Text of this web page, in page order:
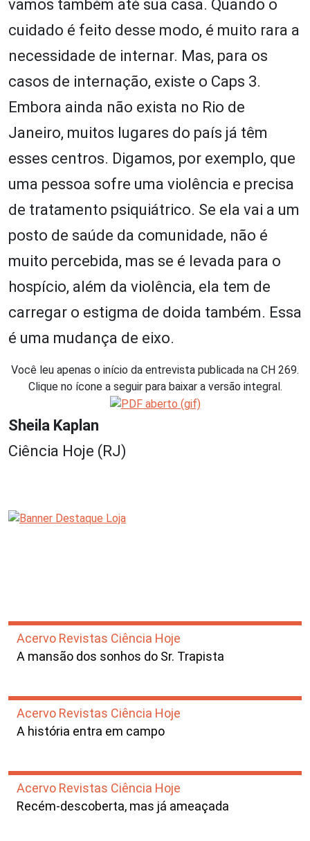
vamos também até sua casa. Quando o
cuidado é feito desse modo, é muito rara a
necessidade de internar. Mas, para os
casos de internação, existe o Caps 3.
Embora ainda não exista no Rio de
Janeiro, muitos lugares do país já têm
esses centros. Digamos, por exemplo, que
uma pessoa sofre uma violência e precisa
de tratamento psiquiátrico. Se ela vai a um
posto de saúde da comunidade, não é
muito percebida, mas se é levada para o
hospício, além da violência, ela tem de
carregar o estigma de doida também. Essa
é uma mudança de eixo.
Você leu apenas o início da entrevista publicada na CH 269.
Clique no ícone a seguir para baixar a versão integral.
Sheila Kaplan
Ciência Hoje (RJ)
Acervo Revistas Ciência Hoje
A mansão dos sonhos do Sr. Trapista
Acervo Revistas Ciência Hoje
A história entra em campo
Acervo Revistas Ciência Hoje
Recém-descoberta, mas já ameaçada